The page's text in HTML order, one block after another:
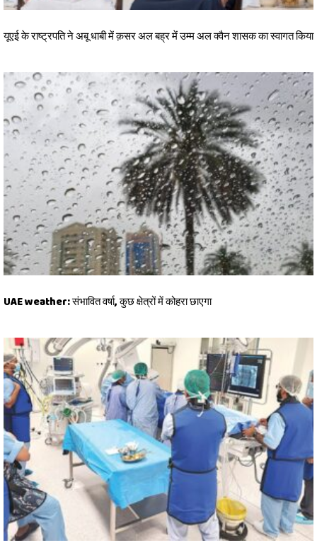
यूएई के राष्ट्रपति ने अबू धाबी में क़सर अल बह्र में उम्म अल क्वैन शासक का स्वागत किया
UAE weather: संभावित वर्षा, कुछ क्षेत्रों में कोहरा छाएगा